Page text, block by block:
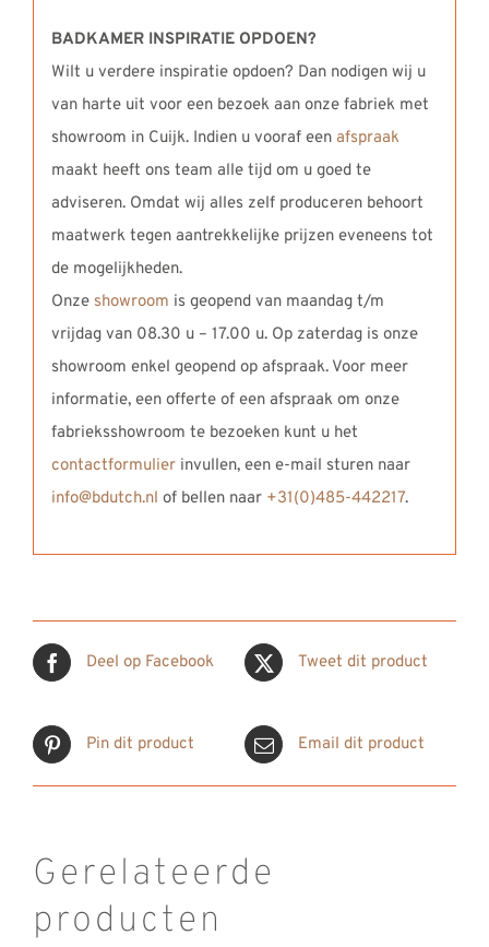
BADKAMER INSPIRATIE OPDOEN?
Wilt u verdere inspiratie opdoen? Dan nodigen wij u
van harte uit voor een bezoek aan onze fabriek met
showroom in Cuijk. Indien u vooraf een afspraak
maakt heeft ons team alle tijd om u goed te
adviseren. Omdat wij alles zelf produceren behoort
maatwerk tegen aantrekkelijke prijzen eveneens tot
de mogelijkheden.
Onze showroom is geopend van maandag t/m
vrijdag van 08.30 u – 17.00 u. Op zaterdag is onze
showroom enkel geopend op afspraak. Voor meer
informatie, een offerte of een afspraak om onze
fabrieksshowroom te bezoeken kunt u het
contactformulierinvullen, een e-mail sturen naar
info@bdutch.nl of bellen naar +31(0)485-442217.
Deel op Facebook Tweet dit product
Pin dit product Email dit product
Gerelateerde
producten